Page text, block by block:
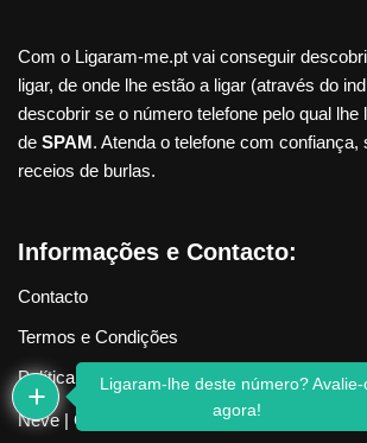
Com o Ligaram-me.pt vai conseguir
ligar, de onde lhe estão a ligar (através do
descobrir se o número telefone pelo qual lhe
de SPAM. Atenda o telefone com
receios de burlas.
Informações e Contacto:
Contacto
Termos e Condições
Política de Privacidade
Neve| Criado com WordPress
Ligaram-lhe deste número? Avalie-
agora!